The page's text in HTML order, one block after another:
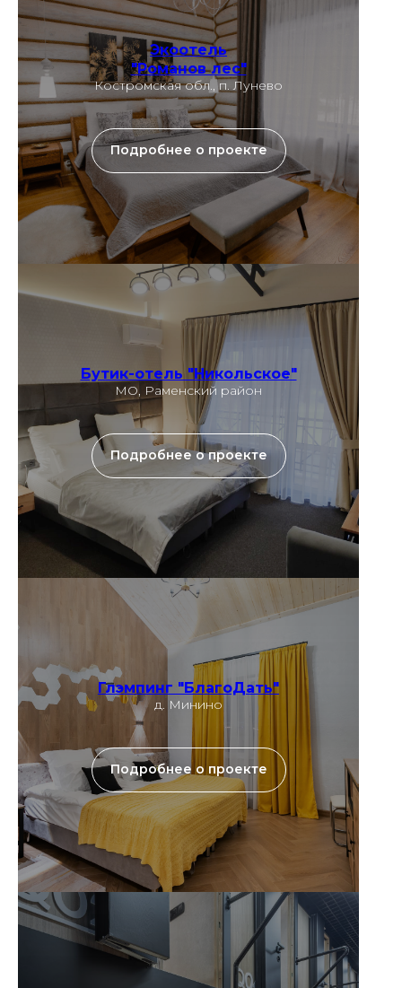
Экоотель
"Романов лес"
Костромская обл., п. Лунево
Подробнее о проекте
Бутик-отель "Никольское"
МО, Раменский район
Подробнее о проекте
Глэмпинг "БлагоДать"
д. Минино
Подробнее о проекте